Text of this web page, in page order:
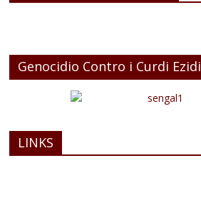
Genocidio Contro i Curdi Ezidi
LINKS